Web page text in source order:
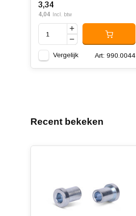
3,34
4,04 Incl. btw
Vergelijk Art: 990.0044
Recent bekeken